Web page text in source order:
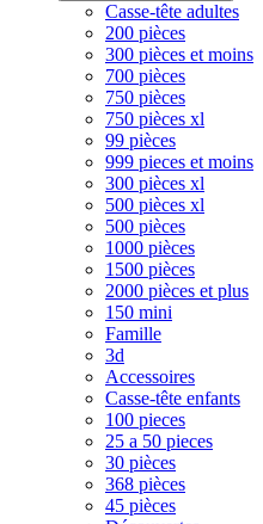
Casse-tête adultes
200 pièces
300 pièces et moins
700 pièces
750 pièces
750 pièces xl
99 pièces
999 pieces et moins
300 pièces xl
500 pièces xl
500 pièces
1000 pièces
1500 pièces
2000 pièces et plus
150 mini
Famille
3d
Accessoires
Casse-tête enfants
100 pieces
25 a 50 pieces
30 pièces
368 pièces
45 pièces